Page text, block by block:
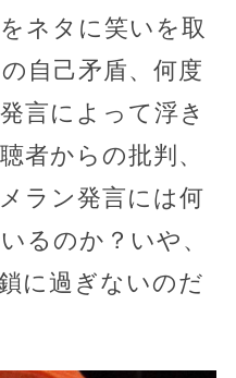
ネタに笑いを取
自己矛盾、何度
言によって浮き
者からの批判、
ラン発言には何
るのか？いや、
に過ぎないのだ